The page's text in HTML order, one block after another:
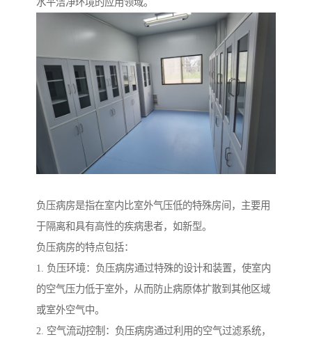
负压病房是指在室内比室外气压低的特殊房间，主要用
于隔离和具有高性的疾病患者，如新型。
负压病房的特点包括：
1. 负压环境：负压病房通过特殊的设计和装置，使室内
的空气压力低于室外，从而防止病原体扩散到其他区域
或室外空气中。
2. 空气流动控制：负压病房通过利用的空气过滤系统，